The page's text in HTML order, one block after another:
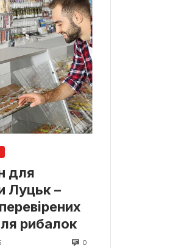
для
Луцьк –
рибалок
0